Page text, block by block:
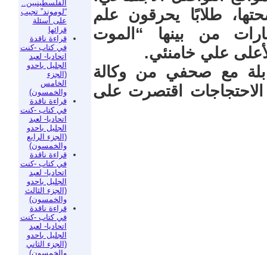
الفلسطينيين..
“لوموند” تجيب
على أسئلة
قرائها
قراءة ناقدة
في كتاب -كنت
اتحاديا- لعبد
الجليل باحدو
(الجزء
الخامس
والخمسون)
قراءة ناقدة
في كتاب -كنت
اتحاديا- لعبد
الجليل باحدو
(الجزء الرابع
والخمسون)
قراءة ناقدة
في كتاب -كنت
اتحاديا- لعبد
الجليل باحدو
(الجزء الثالث
والخمسون)
قراءة ناقدة
في كتاب -كنت
اتحاديا- لعبد
الجليل باحدو
(الجزء الثاني
والخمسون)
طلابًا يحرقون علم
من بينها “الموت
علي خامنئي.
مع صحفي من وكالة
اقتصرت على